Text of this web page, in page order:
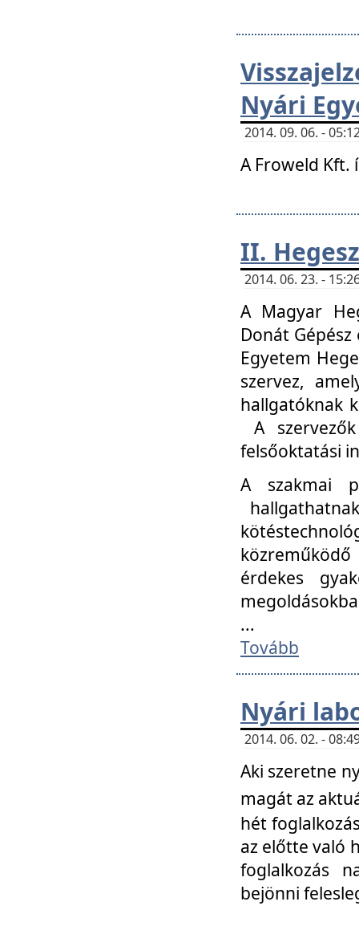
Nyári
2014. 09. 06. -
A Froweld
II.
2014. 06. 23. -
A Magyar
Donát
Egyetem
szervez,
hallgatóknak
A
felsőoktatási
A szakmai
érdekes
...
Tovább
Nyári
2014. 06. 02. -
Aki szeretne
magát az
hét
az előtte való
foglalkozás
bejönni